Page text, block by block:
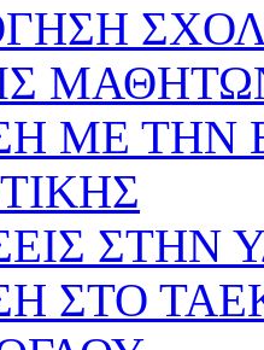
ΜΕ
ΣΤΗΝ
ΣΤΟ